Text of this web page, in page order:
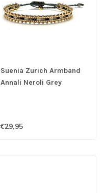
Suenia Zurich Armband
Annali Neroli Grey
€29,95